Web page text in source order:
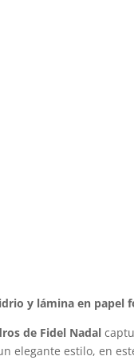
y lámina en papel
de Fidel Nadal
elegante estilo, en